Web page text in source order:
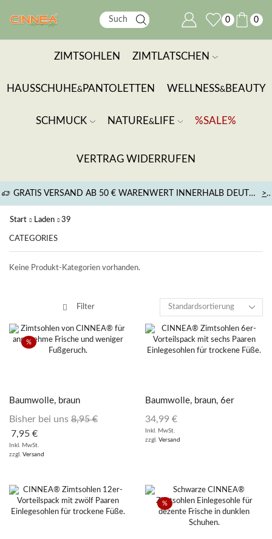
0 0
ZIMTSOHLEN ZIMTLATSCHEN
HAUSSCHUHE& PANTOLETTEN WELLNESS& BEAUTY
SCHMUCK NATURE& LIFE %SALE%
VERTRAG WIDERRUFEN
GRATIS VERSAND AB 50 € WARENWERT INNERHALB DEUTSCHLANDS
Start Laden 39
Filter
%
Baumwolle, braun
Bisher bei uns 8,95€
7,95 €
Inkl. MwSt.
zzgl. Versand
Baumwolle, braun, 6er
Vorteilspack
34,99 €
Inkl. MwSt.
zzgl. Versand
%
CATEGORIES
Keine Produkt-Kategorien vorhanden.